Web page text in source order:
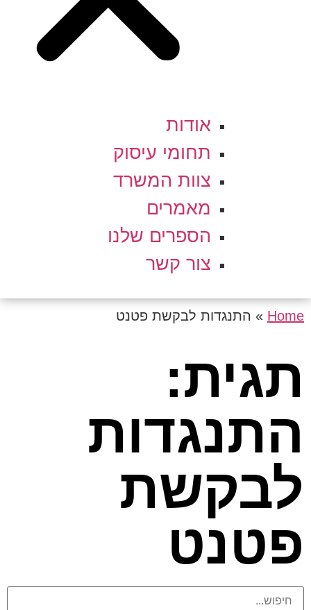
אודות
תחומי עיסוק
צוות המשרד
מאמרים
הספרים שלנו
צור קשר
Home
» התנגדות לבקשת פטנט
תגית:
התנגדות
לבקשת
פטנט